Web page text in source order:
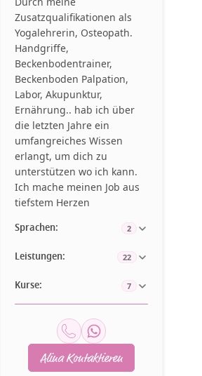
Zusatzqualifikationen als
Yogalehrerin, Osteopath.
Handgriffe,
Beckenbodentrainer,
Beckenboden Palpation,
Labor, Akupunktur,
Ernährung.. hab ich über
die letzten Jahre ein
umfangreiches Wissen
erlangt, um dich zu
unterstützen wo ich kann.
Ich mache meinen Job aus
tiefstem Herzen
Sprachen: 2
Leistungen: 22
Kurse: 7
Alina Kontaktieren